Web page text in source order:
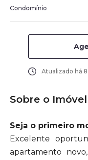
Condomínio
Atualizado há
Sobre o Imóvel
Seja o primeiro
Excelente
apartamento